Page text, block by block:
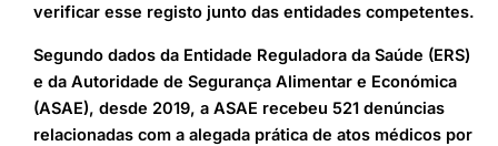
verificar esse registo junto das entidades competentes.
Segundo dados da Entidade Reguladora da Saúde (ERS)
e da Autoridade de Segurança Alimentar e Económica
(ASAE), desde 2019, a ASAE recebeu 521 denúncias
relacionadas com a alegada prática de atos médicos por